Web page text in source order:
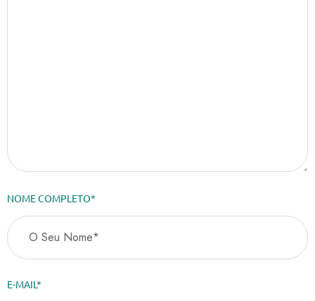
NOME COMPLETO*
E-MAIL*